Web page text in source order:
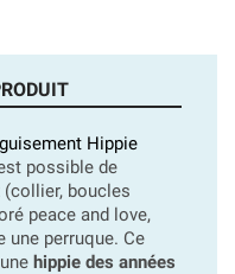
Hippie
possible de
boucles
peace and love,
une perruque. Ce
hippie des années